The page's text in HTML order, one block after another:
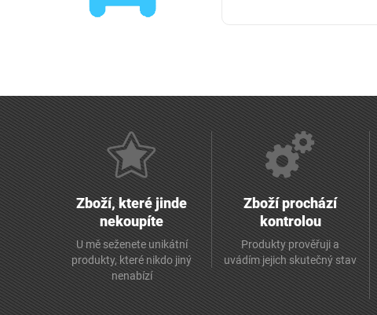
Zboží, které jinde
nekoupíte
U mě seženete unikátní
produkty, které nikdo jiný
nenabízí
Zboží prochází
kontrolou
Produkty prověřuji a
uvádím jejich skutečný stav